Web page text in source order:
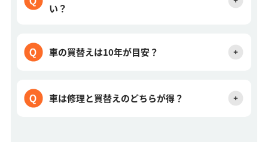
い？
車の買替えは10年が目安？
車は修理と買替えのどちらが得？